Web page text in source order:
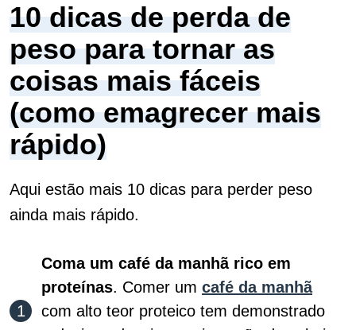
10 dicas de perda de
peso para tornar as
coisas mais fáceis
(como emagrecer mais
rápido)
Aqui estão mais 10 dicas para perder peso
ainda mais rápido.
Coma um café da manhã rico em
proteínas. Comer um café da manhã
com alto teor proteico tem demonstrado